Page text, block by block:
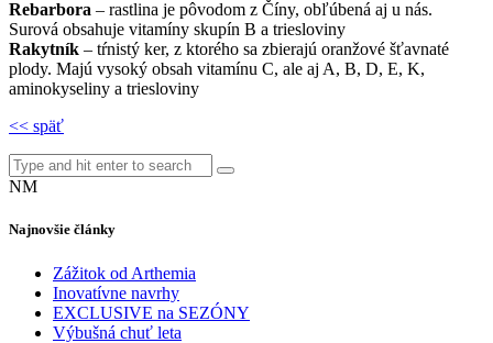
Rebarbora – rastlina je pôvodom z Číny, obľúbená aj u nás.
Surová obsahuje vitamíny skupín B a triesloviny
Rakytník – tŕnistý ker, z ktorého sa zbierajú oranžové šťavnaté
plody. Majú vysoký obsah vitamínu C, ale aj A, B, D, E, K,
aminokyseliny a triesloviny
<< späť
NM
Najnovšie články
Zážitok od Arthemia
Inovatívne navrhy
EXCLUSIVE na SEZÓNY
Výbušná chuť leta